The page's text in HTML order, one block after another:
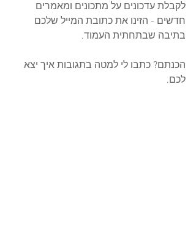
לקבלת עדכונים על מתכונים ומאמרים
חדשים - הזינו את כתובת המייל שלכם
בתיבה שבתחתית העמוד.
הכנתם? כתבו לי למטה בתגובות איך יצא
לכם.